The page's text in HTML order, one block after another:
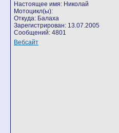
Настоящее имя: Николай
Мотоцикл(ы):
Откуда: Балаха
Зарегистрирован: 13.07.2005
Сообщений: 4801
Вебсайт